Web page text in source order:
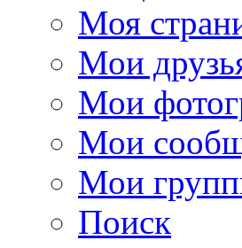
Моя
Мои
Мои
Мои
Мои
Поиск